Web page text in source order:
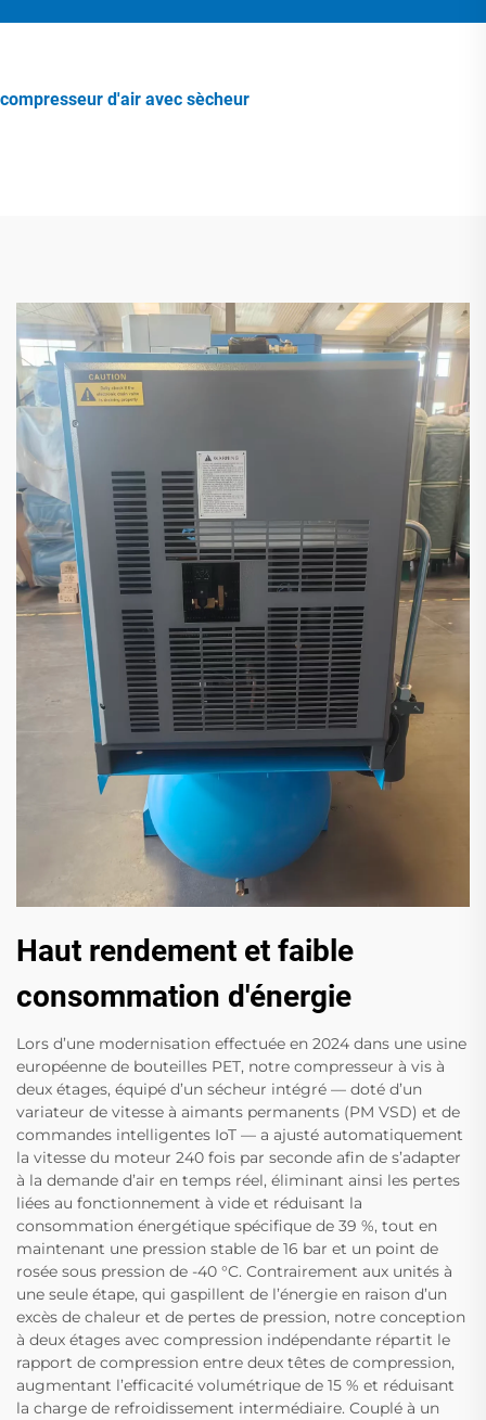
compresseur d'air avec sècheur
Haut rendement et faible
consommation d'énergie
Lors d’une modernisation effectuée en 2024 dans une usine
européenne de bouteilles PET, notre compresseur à vis à
deux étages, équipé d’un sécheur intégré — doté d’un
variateur de vitesse à aimants permanents (PM VSD) et de
commandes intelligentes IoT — a ajusté automatiquement
la vitesse du moteur 240 fois par seconde afin de s’adapter
à la demande d’air en temps réel, éliminant ainsi les pertes
liées au fonctionnement à vide et réduisant la
consommation énergétique spécifique de 39 %, tout en
maintenant une pression stable de 16 bar et un point de
rosée sous pression de -40 °C. Contrairement aux unités à
une seule étape, qui gaspillent de l’énergie en raison d’un
excès de chaleur et de pertes de pression, notre conception
à deux étages avec compression indépendante répartit le
rapport de compression entre deux têtes de compression,
augmentant l’efficacité volumétrique de 15 % et réduisant
la charge de refroidissement intermédiaire. Couplé à un